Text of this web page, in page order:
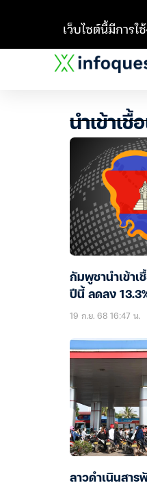
นำเข้าเชื้
กัมพูชานำเข้าเ
ปีนี้ ลดลง
19 ก.ย. 68 16:47 น.
ลาวดำเนินสาร
เว็บไซต์นี้มีการใ